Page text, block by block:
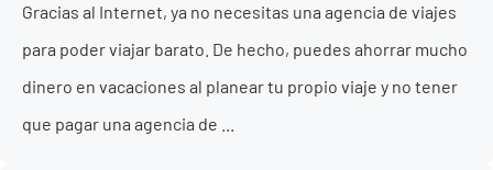
Gracias al Internet, ya no necesitas una agencia de viajes
para poder viajar barato. De hecho, puedes ahorrar mucho
dinero en vacaciones al planear tu propio viaje y no tener
que pagar una agencia de ...